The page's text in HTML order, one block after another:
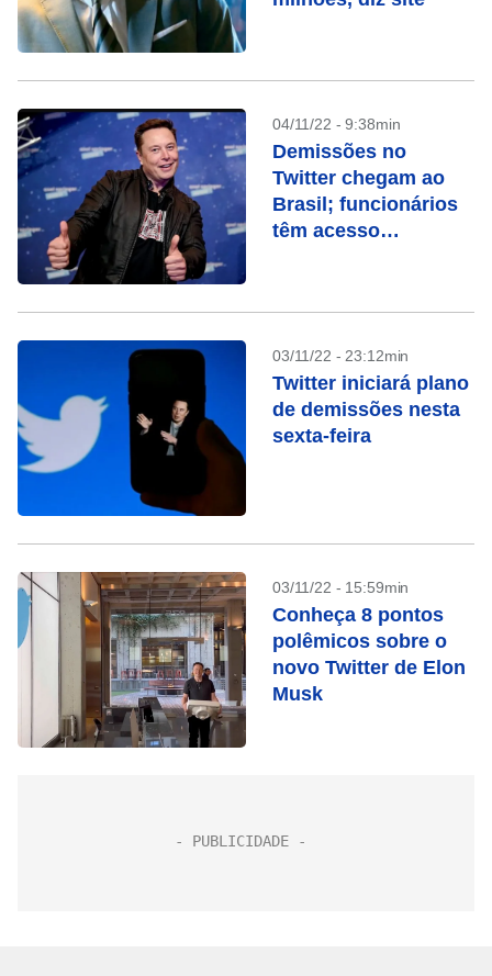
04/11/22 - 9:38min
Demissões no
Twitter chegam ao
Brasil; funcionários
têm acesso
03/11/22 - 23:12min
Twitter iniciará plano
de demissões nesta
sexta-feira
03/11/22 - 15:59min
Conheça 8 pontos
polêmicos sobre o
novo Twitter de Elon
Musk